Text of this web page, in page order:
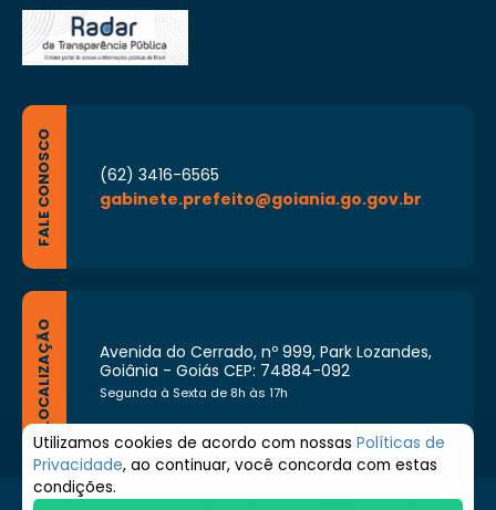
FALE CONOSCO
(62) 3416-6565
gabinete.prefeito@goiania.go.gov.br
LOCALIZAÇÃO
Avenida do Cerrado, nº 999, Park Lozandes,
Goiânia - Goiás CEP: 74884-092
Segunda à Sexta de 8h às 17h
Utilizamos cookies de acordo com nossas Políticas de
Privacidade, ao continuar, você concorda com estas
condições.